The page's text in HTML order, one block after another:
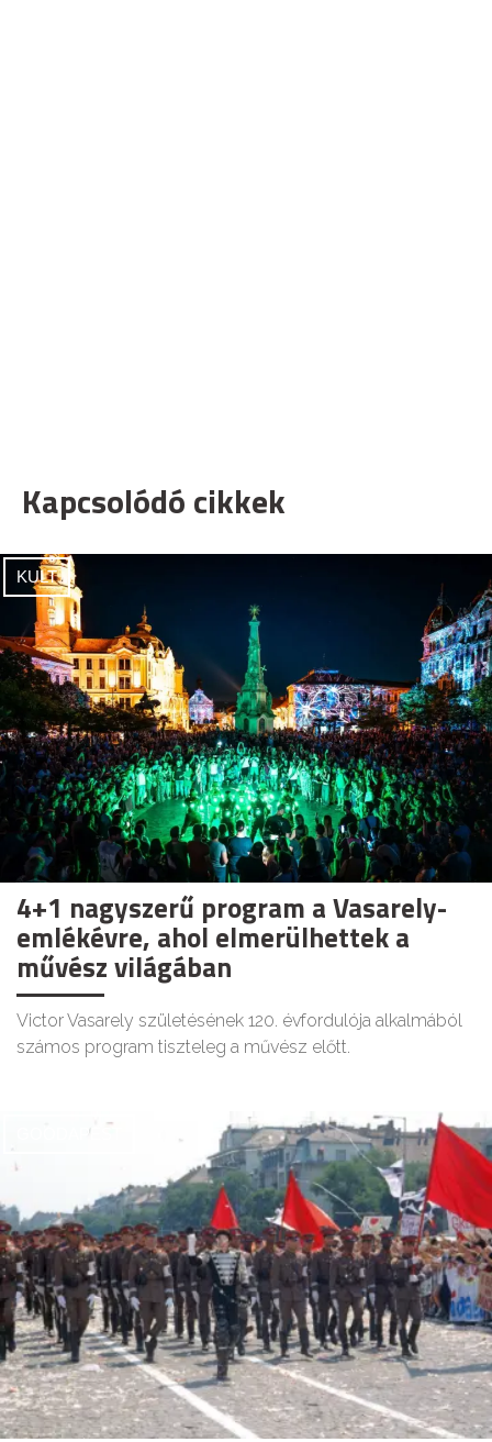
Kapcsolódó cikkek
KULT
4+1 nagyszerű program a Vasarely-
emlékévre, ahol elmerülhettek a
művész világában
Victor Vasarely születésének 120. évfordulója alkalmából
számos program tiszteleg a művész előtt.
GOODAPEST